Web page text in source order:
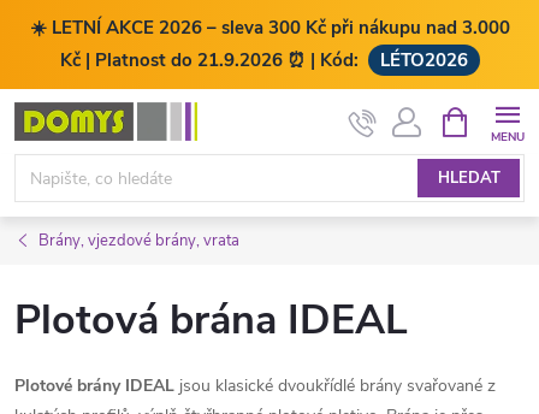
☀️ LETNÍ AKCE 2026 – sleva 300 Kč při nákupu nad 3.000
Kč | Platnost do 21.9.2026 ⏰ | Kód:
LÉTO2026
Přejít
obsah
HLEDAT
NÁKUPNÍ
KOŠÍK
Brány, vjezdové brány, vrata
Plotová brána IDEAL
Plotové brány IDEAL jsou klasické dvoukřídlé brány svařované z